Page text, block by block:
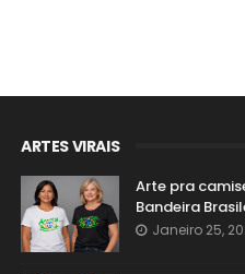
ARTES VIRAIS
Arte pra
Bandeira
Janeiro 25,